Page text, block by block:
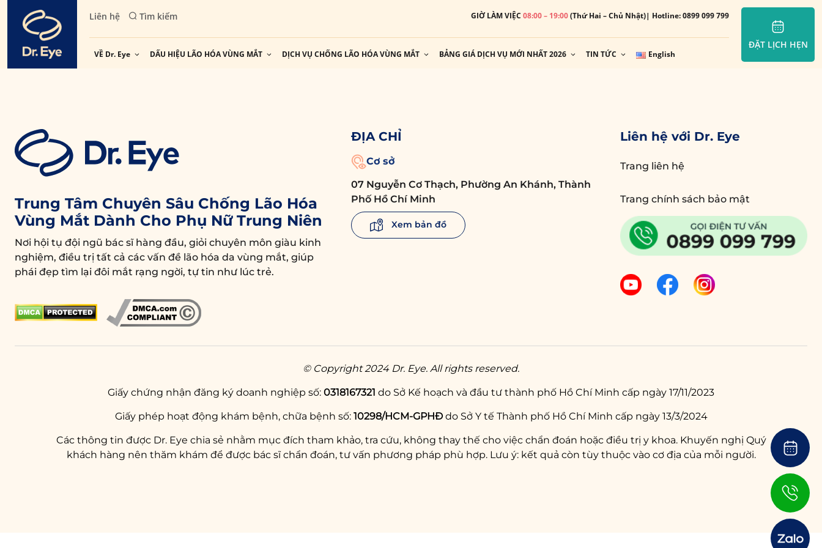
content
Liên hệ Tìm kiếm GIỜ LÀM VIỆC 08:00 – 19:00(Thứ Hai – Chủ Nhật)| Hotline: 0899 099 799
VỀ Dr. Eye DẤU HIỆU LÃO HÓA VÙNG MẮT DỊCH VỤ CHỐNG LÃO HÓA VÙNG MẮT BẢNG GIÁ DỊCH VỤ MỚI NHẤT 2026 TIN TỨC English
ĐẶT LỊCH HẸN
Trung Tâm Chuyên Sâu Chống Lão Hóa
Vùng Mắt Dành Cho Phụ Nữ Trung Niên
Nơi hội tụ đội ngũ bác sĩ hàng đầu, giỏi chuyên môn giàu kinh
nghiệm, điều trị tất cả các vấn đề lão hóa da vùng mắt, giúp
phái đẹp tìm lại đôi mắt rạng ngời, tự tin như lúc trẻ.
ĐỊA CHỈ
Cơ sở
07 Nguyễn Cơ Thạch, Phường An Khánh, Thành
Phố Hồ Chí Minh
Xem bản đồ
Liên hệ với Dr. Eye
Trang liên hệ
Trang chính sách bảo mật
© Copyright 2024 Dr. Eye. All rights reserved.
Giấy chứng nhận đăng ký doanh nghiệp số: 0318167321 do Sở Kế hoạch và đầu tư thành phố Hồ Chí Minh cấp ngày 17/11/2023
Giấy phép hoạt động khám bệnh, chữa bệnh số: 10298/HCM-GPHĐdo Sở Y tế Thành phố Hồ Chí Minh cấp ngày 13/3/2024
Các thông tin được Dr. Eye chia sẻ nhằm mục đích tham khảo, tra cứu, không thay thế cho việc chẩn đoán hoặc điều trị y khoa. Khuyến nghị Quý
khách hàng nên thăm khám để được bác sĩ chẩn đoán, tư vấn phương pháp phù hợp. Lưu ý: kết quả còn tùy thuộc vào cơ địa của mỗi người.